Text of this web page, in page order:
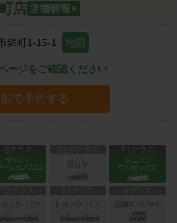
店
錦町1-15-1 地図
ージをご確認ください
で予約する